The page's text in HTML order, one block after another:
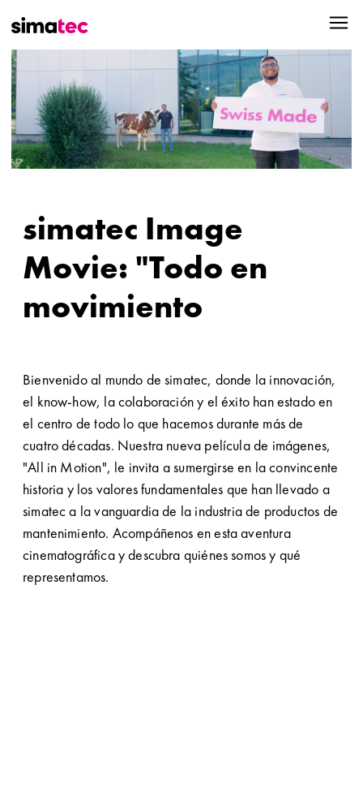
simatec Image
Movie: "Todo en
movimiento
Bienvenido al mundo de simatec, donde la innovación,
el know-how, la colaboración y el éxito han estado en
el centro de todo lo que hacemos durante más de
cuatro décadas. Nuestra nueva película de imágenes,
"All in Motion", le invita a sumergirse en la convincente
historia y los valores fundamentales que han llevado a
simatec a la vanguardia de la industria de productos de
mantenimiento. Acompáñenos en esta aventura
cinematográfica y descubra quiénes somos y qué
representamos.